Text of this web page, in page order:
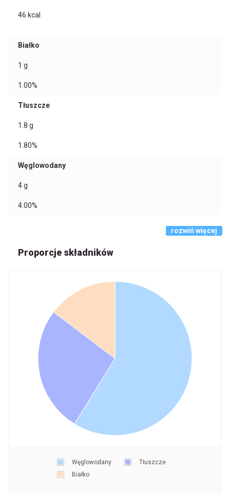
46 kcal
Białko
1 g
1.00%
Tłuszcze
1.8 g
1.80%
Węglowodany
4g
4.00%
rozwiń więcej
Proporcje składników
Węglowodany
Tłuszcze
Białko